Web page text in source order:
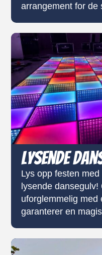
arrangement for de
Lysende
Lys opp festen
lysende
uforglemmelig med
garanterer en